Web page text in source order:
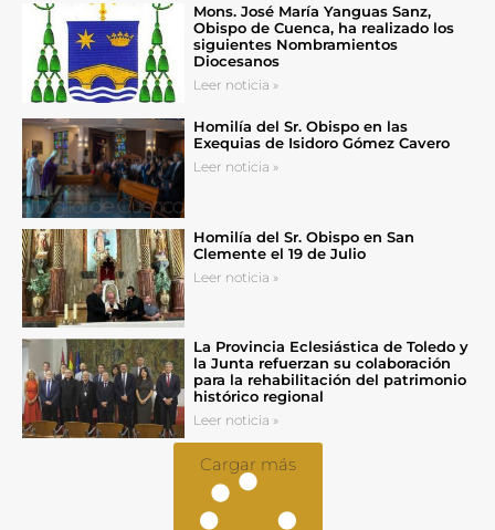
Mons. José María Yanguas Sanz,
Obispo de Cuenca, ha realizado los
siguientes Nombramientos
Diocesanos
Leer noticia »
Homilía del Sr. Obispo en las
Exequias de Isidoro Gómez Cavero
Leer noticia »
Homilía del Sr. Obispo en San
Clemente el 19 de Julio
Leer noticia »
La Provincia Eclesiástica de Toledo y
la Junta refuerzan su colaboración
para la rehabilitación del patrimonio
histórico regional
Leer noticia »
Cargar más